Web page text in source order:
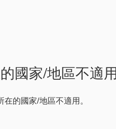
國家/地區不適
的國家/地區不適用。